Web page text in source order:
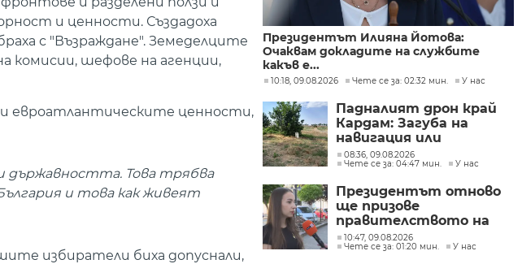
и ценности. Създадоха
с "Възраждане". Земеделците
комисии, шефове на агенции,
евроатлантическите ценности,
държавността. Това трябва
и това как живеят
избиратели биха допуснали,
Президентът Илияна Йотова:
Очаквам докладите на службите
какъв е...
10:18, 09.08.2026 Чете се за: 02:32 мин. У нас
Падналият дрон край
Кардам: Загуба на
навигация или
техническа
неизправност са сред
възможните причини
08:36, 09.08.2026
Чете се за: 04:47 мин.
У нас
Президентът отново
ще призове
правителството на
Северна Македония да
съдейства за
10:47, 09.08.2026
Чете се за: 01:20 мин.
У нас